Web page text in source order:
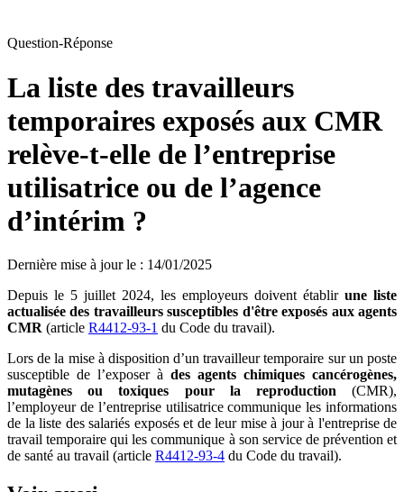
Question-Réponse
La liste des travailleurs
temporaires exposés aux CMR
relève-t-elle de l’entreprise
utilisatrice ou de l’agence
d’intérim ?
Dernière mise à jour le : 14/01/2025
Depuis le 5 juillet 2024, les employeurs doivent établir une liste
actualisée des travailleurs susceptibles d'être exposés aux agents
CMR (article R4412-93-1 du Code du travail).
Lors de la mise à disposition d’un travailleur temporaire sur un poste
susceptible de l’exposer à des agents chimiques cancérogènes,
mutagènes ou toxiques pour la reproduction (CMR),
l’employeur de l’entreprise utilisatrice communique les informations
de la liste des salariés exposés et de leur mise à jour à l'entreprise de
travail temporaire qui les communique à son service de prévention et
de santé au travail (article R4412-93-4 du Code du travail).